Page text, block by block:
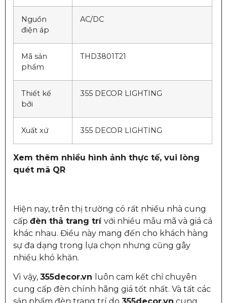
Nguồn
điện áp
AC/DC
Mã sản
phẩm
THD3801T21
Thiết kế
bởi
355 DECOR LIGHTING
Xuất xứ 355 DECOR LIGHTING
Xem thêm nhiều hình ảnh thực tế, vui lòng
quét mã QR
Hiện nay, trên thị trường có rất nhiều nhà cung
cấp đèn thả trang trí với nhiều mẫu mã và giá cả
khác nhau. Điều này mang đến cho khách hàng
sự đa dạng trong lựa chọn nhưng cũng gây
nhiều khó khăn.
Vì vậy, 355decor.vn
luôn cam kết chỉ chuyên
cung cấp đèn chính hãng giá tốt nhất. Và tất các